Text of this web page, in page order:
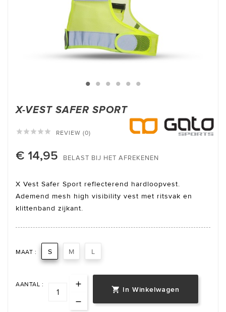
X-VEST SAFER SPORT
     REVIEW (0)
€ 14,95 BELAST BIJ HET AFREKENEN
X Vest Safer Sport reflecterend hardloopvest.
Ademend mesh high visibility vest met ritsvak en
klittenband zijkant.
MAAT : S M L
AANTAL :
 In Winkelwagen